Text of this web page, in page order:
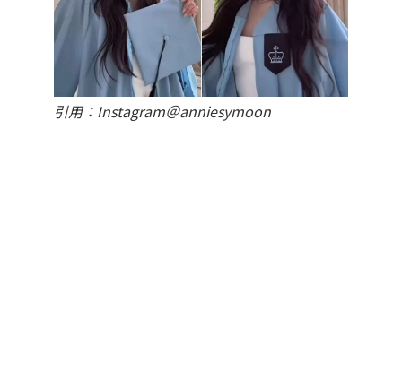
引用：Instagram＠anniesymoon